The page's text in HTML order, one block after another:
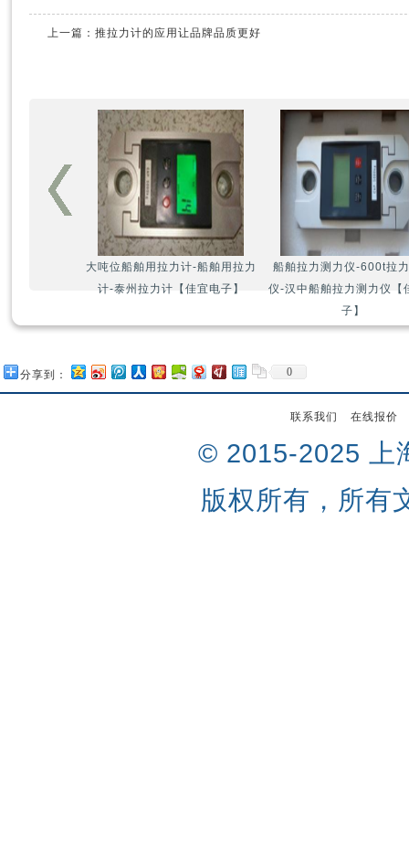
上一篇： 推拉力计的应用让品牌品质更好
大吨位船舶用拉力计-船舶用拉力
计-泰州拉力计【佳宜电子】
船舶拉力测力仪-600t拉
仪-汉中船舶拉力测力仪【
子】
分享到： 0
联系我们 在线报价
© 2015-2025 上
版权所有，所有